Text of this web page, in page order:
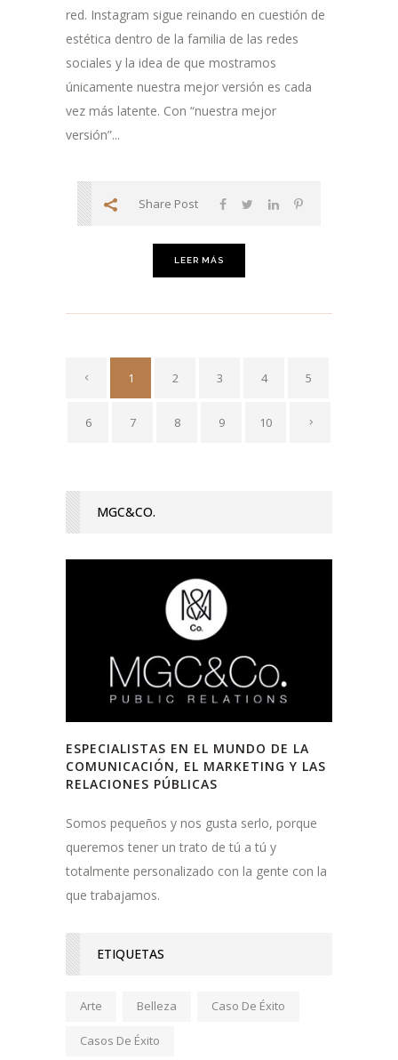
red. Instagram sigue reinando en cuestión de
estética dentro de la familia de las redes
sociales y la idea de que mostramos
únicamente nuestra mejor versión es cada
vez más latente. Con “nuestra mejor
versión”...
Share Post
LEER MÁS
1 2 3 4 5
6 7 8 9 10
MGC&CO.
ESPECIALISTAS EN EL MUNDO DE LA
COMUNICACIÓN, EL MARKETING Y LAS
RELACIONES PÚBLICAS
Somos pequeños y nos gusta serlo, porque
queremos tener un trato de tú a tú y
totalmente personalizado con la gente con la
que trabajamos.
ETIQUETAS
Arte Belleza Caso De Éxito
Casos De Éxito